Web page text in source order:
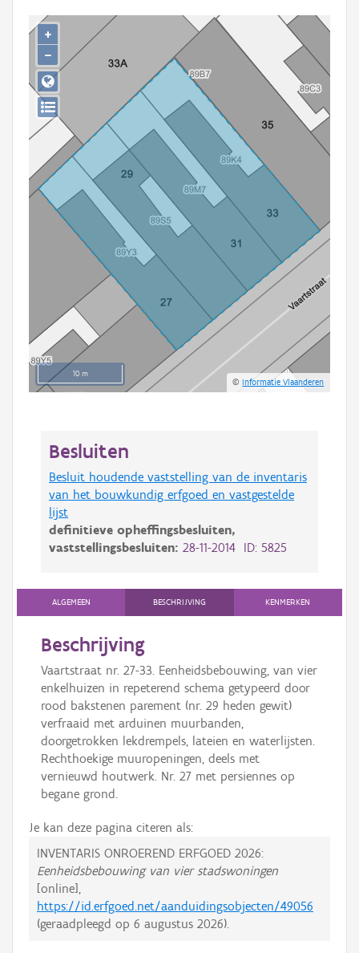
10 m
©Informatie Vlaanderen
+
−
Besluiten
Besluit houdende vaststelling van de inventaris
van het bouwkundig erfgoed en vastgestelde
lijst
definitieve opheffingsbesluiten,
vaststellingsbesluiten: 28-11-2014 ID: 5825
ALGEMEEN BESCHRIJVING KENMERKEN
Beschrijving
Vaartstraat nr. 27-33. Eenheidsbebouwing, van vier
enkelhuizen in repeterend schema getypeerd door
rood bakstenen parement (nr. 29 heden gewit)
verfraaid met arduinen muurbanden,
doorgetrokken lekdrempels, lateien en waterlijsten.
Rechthoekige muuropeningen, deels met
vernieuwd houtwerk. Nr. 27 met persiennes op
begane grond.
Je kan deze pagina citeren als:
INVENTARIS ONROEREND ERFGOED 2026:
Eenheidsbebouwing van vier stadswoningen
[online],
https://id.erfgoed.net/aanduidingsobjecten/49056
(geraadpleegd op 6 augustus 2026).